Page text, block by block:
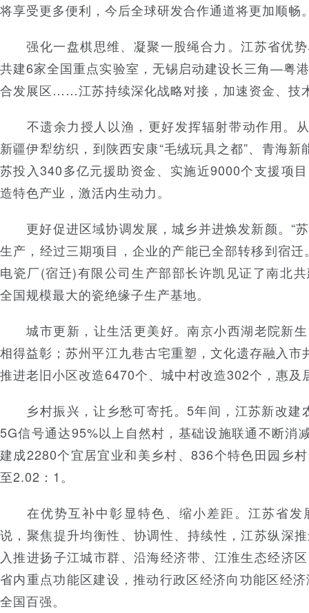
将享受更多便利，今后全球研发合作通道将更加顺畅
强化一盘棋思维、凝聚一股绳合力。江苏省优势
共建6家全国重点实验室，无锡启动建设长三角—粤
合发展区……江苏持续深化战略对接，加速资金、技
不遗余力授人以渔，更好发挥辐射带动作用。从
新疆伊犁纺织，到陕西安康“毛绒玩具之都”、青海
苏投入340多亿元援助资金、实施近9000个支援项
造特色产业，激活内生动力。
更好促进区域协调发展，城乡并进焕发新颜。“
生产，经过三期项目，企业的产能已全部转移到宿迁
电瓷厂(宿迁)有限公司生产部部长许凯见证了南北
全国规模最大的瓷绝缘子生产基地。
城市更新，让生活更美好。南京小西湖老院新生
相得益彰；苏州平江九巷古宅重塑，文化遗存融入
推进老旧小区改造6470个、城中村改造302个，惠及
乡村振兴，让乡愁可寄托。5年间，江苏新改建
5G信号通达95%以上自然村，基础设施联通不断消
建成2280个宜居宜业和美乡村、836个特色田园乡
至2.02：1。
在优势互补中彰显特色、缩小差距。江苏省发
说，聚焦提升均衡性、协调性、持续性，江苏纵深
入推进扬子江城市群、沿海经济带、江淮生态经济
省内重点功能区建设，推动行政区经济向功能区经
全国百强。